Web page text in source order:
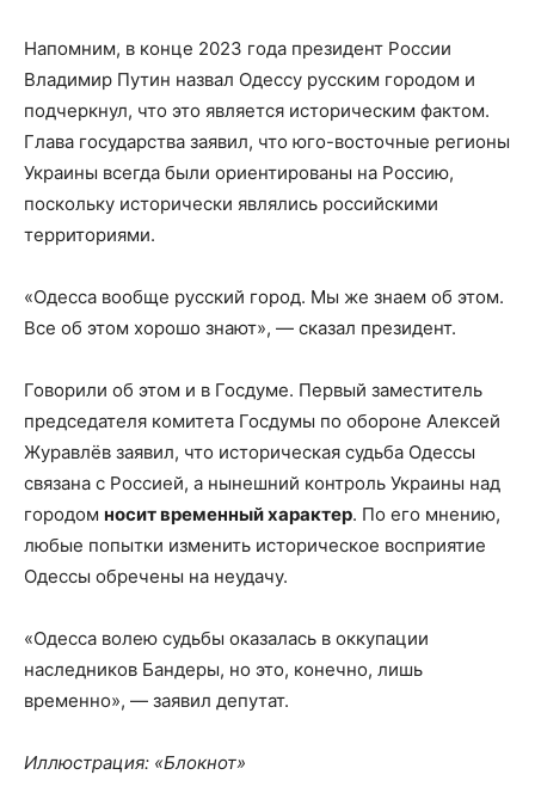
Напомним, в конце 2023 года президент России
Владимир Путин назвал Одессу русским городом и
подчеркнул, что это является историческим фактом.
Глава государства заявил, что юго-восточные регионы
Украины всегда были ориентированы на Россию,
поскольку исторически являлись российскими
территориями.
«Одесса вообще русский город. Мы же знаем об этом.
Все об этом хорошо знают», — сказал президент.
Говорили об этом и в Госдуме. Первый заместитель
председателя комитета Госдумы по обороне Алексей
Журавлёв заявил, что историческая судьба Одессы
связана с Россией, а нынешний контроль Украины над
городом носит временный характер. По его мнению,
любые попытки изменить историческое восприятие
Одессы обречены на неудачу.
«Одесса волею судьбы оказалась в оккупации
наследников Бандеры, но это, конечно, лишь
временно», — заявил депутат.
Иллюстрация: «Блокнот»